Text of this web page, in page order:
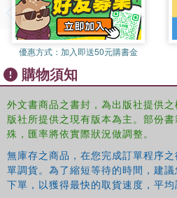
Games trilogy together with
Snakes. You can step into the
10th annual Hunger Games,
the electrifying conclusion.
books in Suzanne Collins's
Hunger Games trilogy together
Songbirds and Snakes.
With brand new artwork by
have collection for all fans of
phenomenally bestselling series.
優惠方式： 加入即送50元購書金
購物須知
外文書商品之書封，為出版社提供
版社所提供之現有版本為主。部份
殊，匯率將依實際狀況做調整。
無庫存之商品，在您完成訂單程序
單調貨。為了縮短等待的時間，建
下單，以獲得最快的取貨速度，平均